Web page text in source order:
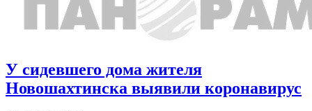
У сидевшего дома жителя
Новошахтинска выявили коронавирус